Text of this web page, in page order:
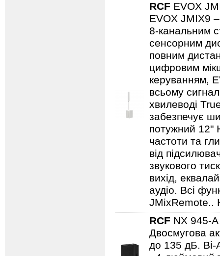
RCF EVOX
EVOX JMIX9
8-канальним
сенсорним
повним
цифровим
керуванням,
всьому
хвилеводі
забезпечує
потужний 12"
частоти та
від
звукового
вихід,
аудіо. Всі
JMixRemote..
RCF NX 945-
Двосмугова
до 135 дБ. Bi-